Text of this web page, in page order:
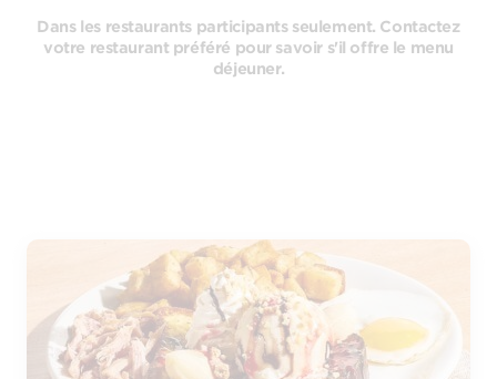
Dans les restaurants participants seulement. Contactez
votre restaurant préféré pour savoir s'il offre le menu
déjeuner.